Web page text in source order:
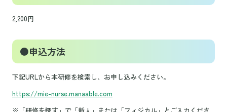
2,200円
●申込方法
下記URLから本研修を検索し、お申し込みください。
https://mie-nurse.manaable.com